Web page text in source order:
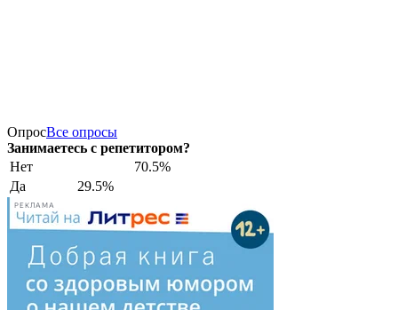
ОпросВсе опросы
Занимаетесь с репетитором?
Нет
70.5%
Да
29.5%
РЕКЛАМА